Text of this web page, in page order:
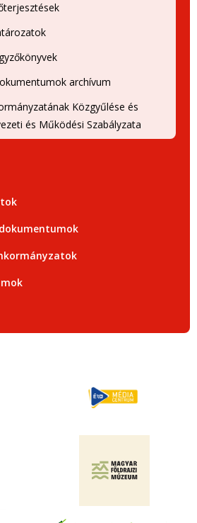
archívum
Közgyűlése és
és Működési Szabályzata